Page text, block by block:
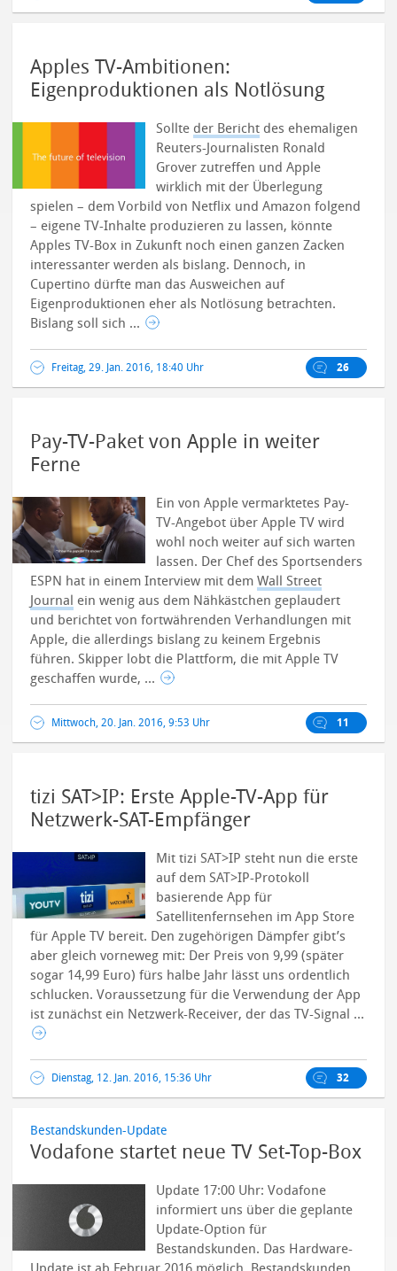
Apples TV-Ambitionen:
Eigenproduktionen als Notlösung
Sollte der Bericht des ehemaligen
Reuters-Journalisten Ronald
Grover zutreffen und Apple
wirklich mit der Überlegung
spielen – dem Vorbild von Netflix und Amazon folgend
– eigene TV-Inhalte produzieren zu lassen, könnte
Apples TV-Box in Zukunft noch einen ganzen Zacken
interessanter werden als bislang. Dennoch, in
Cupertino dürfte man das Ausweichen auf
Eigenproduktionen eher als Notlösung betrachten.
Bislang soll sich ...
Freitag, 29. Jan. 2016, 18:40 Uhr 26
Pay-TV-Paket von Apple in weiter
Ferne
Ein von Apple vermarktetes Pay-
TV-Angebot über Apple TV wird
wohl noch weiter auf sich warten
lassen. Der Chef des Sportsenders
ESPN hat in einem Interview mit demWall Street
Journal ein wenig aus dem Nähkästchen geplaudert
und berichtet von fortwährenden Verhandlungen mit
Apple, die allerdings bislang zu keinem Ergebnis
führen.Skipper lobt die Plattform, die mit Apple TV
geschaffen wurde, ...
Mittwoch, 20. Jan. 2016, 9:53 Uhr 11
tizi SAT>IP: Erste Apple-TV-App für
Netzwerk-SAT-Empfänger
Mit tizi SAT>IP steht nun die erste
auf dem SAT>IP-Protokoll
basierende App für
Satellitenfernsehen im App Store
für Apple TV bereit. Den zugehörigen Dämpfer gibt’s
aber gleich vorneweg mit: Der Preis von 9,99 (später
sogar 14,99 Euro) fürs halbe Jahr lässt uns ordentlich
schlucken.Voraussetzung für die Verwendung der App
ist zunächst ein Netzwerk-Receiver, der das TV-Signal ...
Dienstag, 12. Jan. 2016, 15:36 Uhr 32
Bestandskunden-Update
Vodafone startet neue TV Set-Top-Box
Update 17:00 Uhr: Vodafone
informiert uns über die geplante
Update-Option für
Bestandskunden. Das Hardware-